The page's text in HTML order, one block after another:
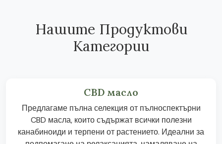
Нашите Продуктови
Категории
CBD масло
Предлагаме пълна селекция от пълноспектърни
CBD масла, които съдържат всички полезни
канабиноиди и терпени от растението. Идеални за